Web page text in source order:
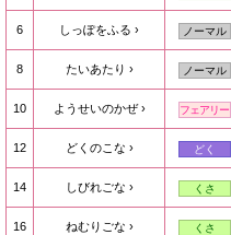
6 しっぽをふる ノーマル
8 たいあたり ノーマル
10 ようせいのかぜ フェアリー
12 どくのこな どく
14 しびれごな くさ
16 ねむりごな くさ